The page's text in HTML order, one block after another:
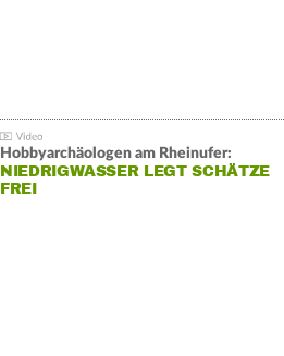
Hobbyarchäologen am Rheinufer:
NIEDRIGWASSER LEGT SCHÄTZE
FREI